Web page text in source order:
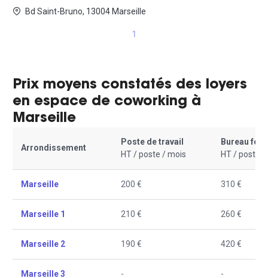
Bd Saint-Bruno, 13004 Marseille
1
Prix moyens constatés des loyers
en espace de coworking à
Marseille
Arrondissement
Poste de travail
HT / poste / mois
Bureau
HT / poste /
Marseille 200 € 310 €
Marseille 1 210 € 260 €
Marseille 2 190 € 420 €
Marseille 3 - -